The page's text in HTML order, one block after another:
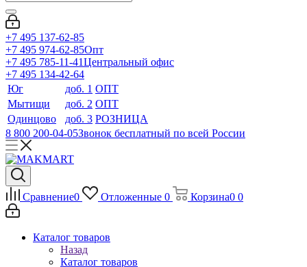
+7 495 137-62-85
+7 495 974-62-85Опт
+7 495 785-11-41Центральный офис
+7 495 134-42-64
Юг
доб. 1 ОПТ
Мытищи
доб. 2 ОПТ
Одинцово
доб. 3 РОЗНИЦА
8 800 200-04-05Звонок бесплатный по всей России
Сравнение0 Отложенные 0 Корзина0 0
Каталог товаров
Назад
Каталог товаров